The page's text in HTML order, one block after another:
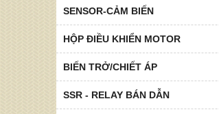
SENSOR-CẢM BIẾN
HỘP ĐIỀU KHIỂN MOTOR
BIẾN TRỞ/CHIẾT ÁP
SSR - RELAY BÁN DẪN